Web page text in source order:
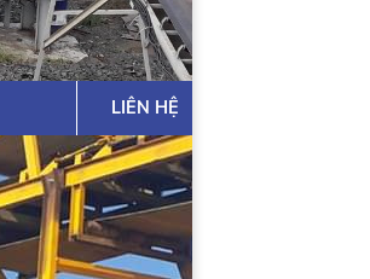
LIÊN HỆ